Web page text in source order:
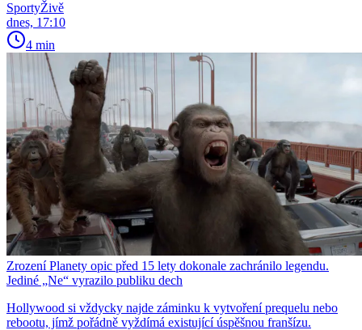
SportyŽivě
dnes, 17:10
4 min
Zrození Planety opic před 15 lety dokonale zachránilo legendu.
Jediné „Ne“ vyrazilo publiku dech
Hollywood si vždycky najde záminku k vytvoření prequelu nebo
rebootu, jímž pořádně vyždímá existující úspěšnou franšízu.